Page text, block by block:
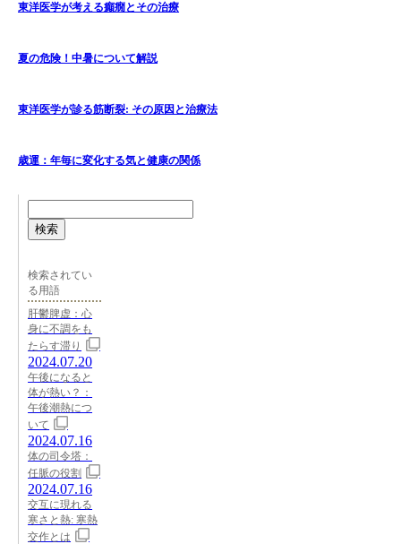
東洋医学が考える癲癇とその治療
夏の危険！中暑について解説
東洋医学が診る筋断裂: その原因と治療法
歳運：年毎に変化する気と健康の関係
検索
検索されてい
る用語
肝鬱脾虚：心
身に不調をも
たらす滞り
2024.07.20
午後になると
体が熱い？：
午後潮熱につ
いて
2024.07.16
体の司令塔：
任脈の役割
2024.07.16
交互に現れる
寒さと熱: 寒熱
交作とは